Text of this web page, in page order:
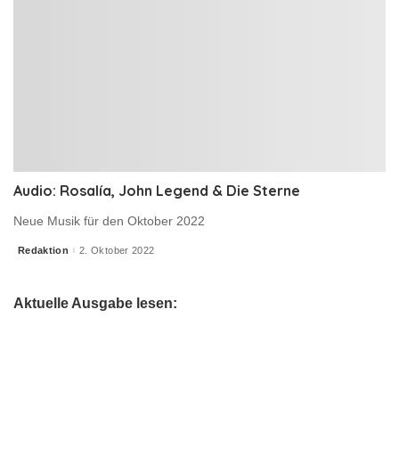
Audio: Rosalía, John Legend & Die Sterne
Neue Musik für den Oktober 2022
Posted
Redaktion 2. Oktober 2022
Aktuelle Ausgabe lesen: